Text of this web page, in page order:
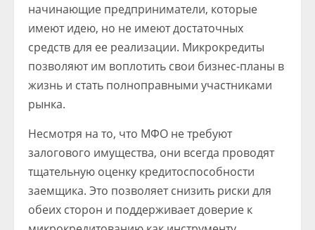
начинающие предприниматели, которые
имеют идею, но не имеют достаточных
средств для ее реализации. Микрокредиты
позволяют им воплотить свои бизнес-планы в
жизнь и стать полноправными участниками
рынка.
Несмотря на то, что МФО не требуют
залогового имущества, они всегда проводят
тщательную оценку кредитоспособности
заемщика. Это позволяет снизить риски для
обеих сторон и поддерживает доверие к